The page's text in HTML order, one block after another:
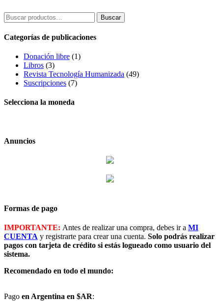
Buscar
por:
Buscar
Categorías de publicaciones
Donación libre (1)
Libros (3)
Revista Tecnología Humanizada (49)
Suscripciones (7)
Selecciona la moneda
Anuncios
Formas de pago
IMPORTANTE: Antes de realizar una compra, debes ir a MI
CUENTA y registrarte para crear una cuenta. Solo podrás realizar
pagos con tarjeta de crédito si estás logueado como usuario del
sistema.
Recomendado en todo el mundo:
Pago en Argentina en $AR: